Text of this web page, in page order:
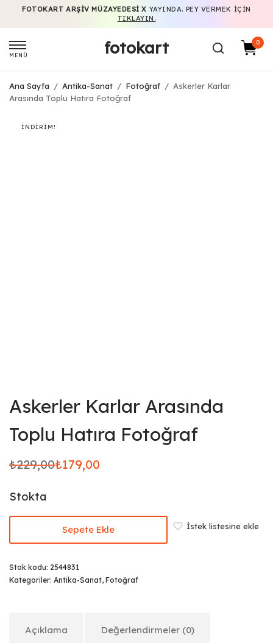
FOTOKART ARŞIV MÜZAYEDESI X YAYINDA. PEY VERMEK IÇIN
TIKLAYIN.
MENÜ fotokart 0
Ana Sayfa / Antika-Sanat / Fotoğraf / Askerler Karlar
Arasında Toplu Hatıra Fotoğraf
İNDIRIM!
Askerler Karlar Arasında
Toplu Hatıra Fotoğraf
₺229,00
Orijinal
₺229,00.
₺179,00
Şu
fiyat:
₺179,00.
Stokta
Sepete Ekle İstek listesine ekle
Stok kodu: 2544831
Kategoriler: Antika-Sanat, Fotoğraf
Açıklama Değerlendirmeler (0)